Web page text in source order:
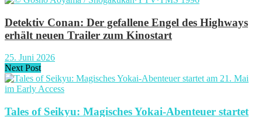
Detektiv Conan: Der gefallene Engel des Highways
erhält neuen Trailer zum Kinostart
25. Juni 2026
Next Post
Tales of Seikyu: Magisches Yokai-Abenteuer startet